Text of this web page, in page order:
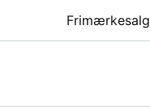
Frimærkesalg